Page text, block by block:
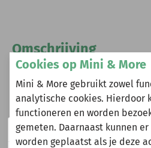
Omschrijving
Heeft u vragen?
Stuur een e-mail
Wij zijn er even tussenuit!
Cookies op Mini & More
Mini & More gebruikt zowel
analytische cookies. Hierdoor
functioneren en worden
gemeten. Daarnaast kunnen
worden geplaatst als je deze